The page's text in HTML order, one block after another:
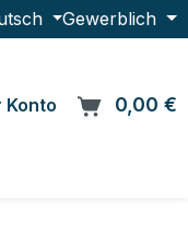
Gewerblich
Produkte auf dem
Konto 0,00 €